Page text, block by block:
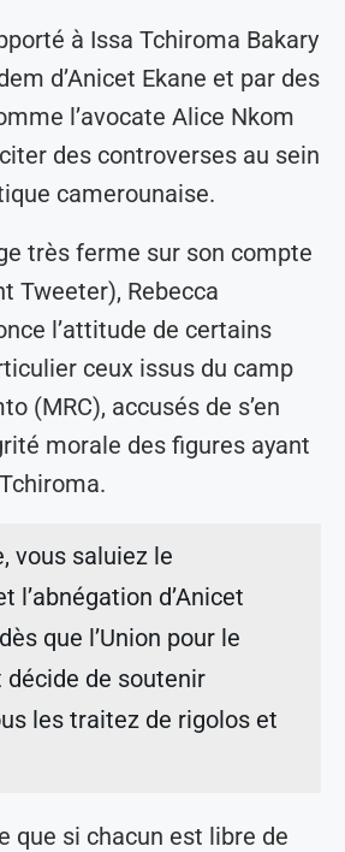
à Issa Tchiroma Bakary
d’Anicet Ekane et par des
l’avocate Alice Nkom
des controverses au sein
camerounaise.
très ferme sur son compte
Tweeter), Rebecca
l’attitude de certains
ceux issus du camp
(MRC), accusés de s’en
morale des figures ayant
vous saluiez le
l’abnégation d’Anicet
que l’Union pour le
décide de soutenir
les traitez de rigolos et
que si chacun est libre de